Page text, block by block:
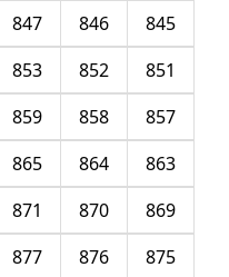
845
846
847
851
852
853
857
858
859
863
864
865
869
870
871
875
876
877